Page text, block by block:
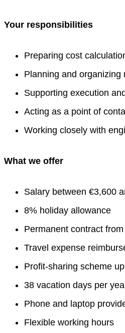
Your responsibilities
Preparing cost
Planning and
Supporting execution
Acting as a point of
Working closely with
What we offer
Salary between €3,600
8% holiday allowance
Permanent contract
Travel expense
Profit-sharing scheme
38 vacation days per
Phone and laptop
Flexible working hours